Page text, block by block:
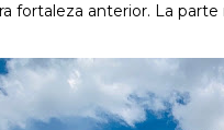
fortaleza anterior. La